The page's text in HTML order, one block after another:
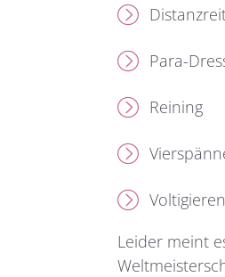
Para-
Reining
Voltigieren
Leider meint